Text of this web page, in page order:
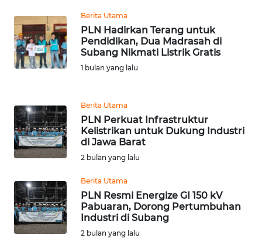
Berita Utama
PLN Hadirkan Terang untuk
Pendidikan, Dua Madrasah di
Subang Nikmati Listrik Gratis
1 bulan yang lalu
Berita Utama
PLN Perkuat Infrastruktur
Kelistrikan untuk Dukung Industri
di Jawa Barat
2 bulan yang lalu
Berita Utama
PLN Resmi Energize GI 150 kV
Pabuaran, Dorong Pertumbuhan
Industri di Subang
2 bulan yang lalu
DISCLAIMER
Wahana
WN
SUMUT
JAKARTA
WN
JABAR